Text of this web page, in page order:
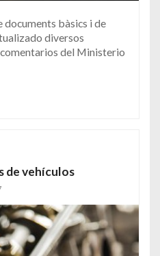
documents bàsics i de
diversos
del Ministerio
de vehículos